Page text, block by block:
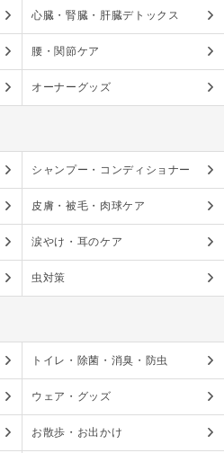
心臓・腎臓・肝臓デトックス
腰・関節ケア
オーナーグッズ
シャンプー・コンディショナー
皮膚・被毛・肉球ケア
涙やけ・耳のケア
虫対策
トイレ・除菌・消臭・防虫
ウェア・グッズ
お散歩・お出かけ